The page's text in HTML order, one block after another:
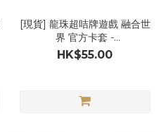
[現貨] 龍珠超咭牌遊戲 融合世
界 官方卡套 -
ILLUSTRATIONS- Special
HK$55.00